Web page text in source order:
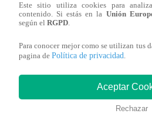
28 de noviembre 2018
Este sitio utiliza cookies para
contenido. Si estás en la Unión
según el RGPD
Para conocer mejor como se utilizan tus
pagina de Política de privacidad
Aceptar
Rechazar